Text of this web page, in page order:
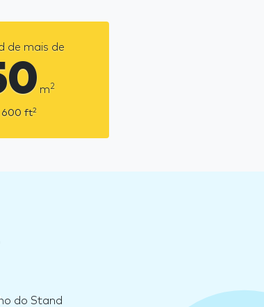
de mais de
m2
600 ft2
do Stand